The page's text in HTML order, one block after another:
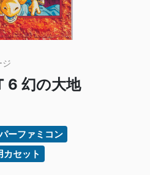
ジ
6 幻の大地
ーファミコン
セット